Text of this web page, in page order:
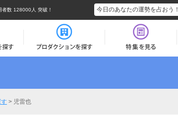
者数 128000人 突破！ 今日のあなたの運勢を占おう！
す > 児雷也